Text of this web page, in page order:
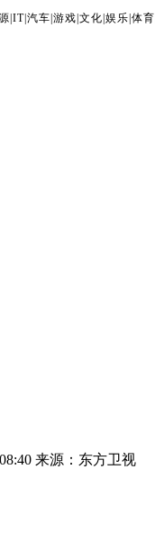
IT| 汽车 游戏 文化 娱乐 体育
来源：东方卫视